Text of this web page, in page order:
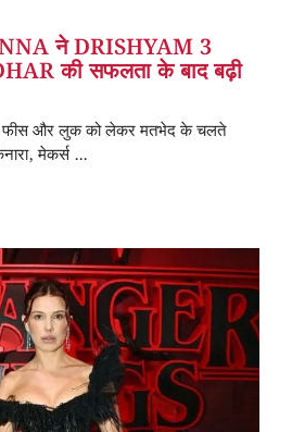
ने DRISHYAM 3
की सफलता के बाद बढ़ी
फीस और लुक को लेकर मतभेद के चलते
मेकर्स ...